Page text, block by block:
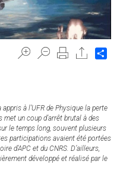
à l’UFR de Physique la perte
met un coup d’arrêt brutal à des
le temps long, souvent plusieurs
participations avaient été portées
d’APC et du CNRS. D’ailleurs,
développé et réalisé par le